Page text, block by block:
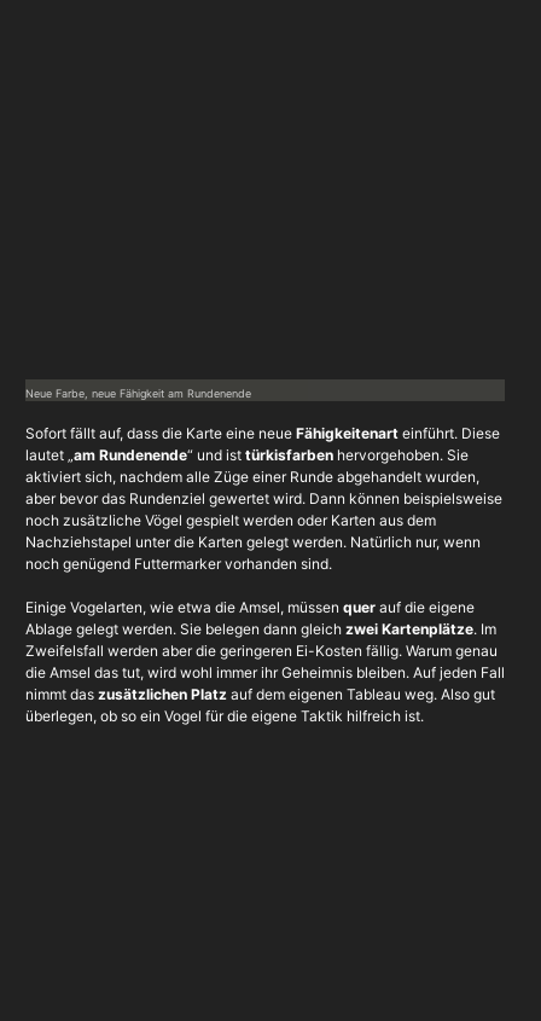
Neue Farbe, neue Fähigkeit am Rundenende
Sofort fällt auf, dass die Karte eine neue Fähigkeitenarteinführt. Diese
lautet „ am Rundenende“ und ist türkisfarbenhervorgehoben. Sie
aktiviert sich, nachdem alle Züge einer Runde abgehandelt wurden,
aber bevor das Rundenziel gewertet wird. Dann können beispielsweise
noch zusätzliche Vögel gespielt werden oder Karten aus dem
Nachziehstapel unter die Karten gelegt werden. Natürlich nur, wenn
noch genügend Futtermarker vorhanden sind.
Einige Vogelarten, wie etwa die Amsel, müssen querauf die eigene
Ablage gelegt werden. Sie belegen dann gleich zwei Kartenplätze. Im
Zweifelsfall werden aber die geringeren Ei-Kosten fällig. Warum genau
die Amsel das tut, wird wohl immer ihr Geheimnis bleiben. Auf jeden Fall
nimmt das zusätzlichen Platz auf dem eigenen Tableau weg. Also gut
überlegen, ob so ein Vogel für die eigene Taktik hilfreich ist.